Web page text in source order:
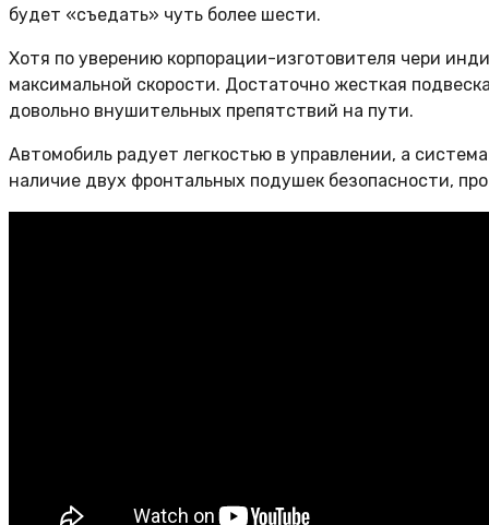
будет «съедать» чуть более шести.
Хотя по уверению корпорации-изготовителя чери
максимальной скорости. Достаточно жесткая
довольно внушительных препятствий на пути.
Автомобиль радует легкостью в управлении, а
наличие двух фронтальных подушек безопасности,